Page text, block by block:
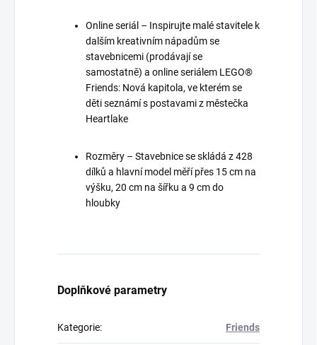
Online seriál – Inspirujte malé stavitele k
dalším kreativním nápadům se
stavebnicemi (prodávají se
samostatně) a online seriálem LEGO®
Friends: Nová kapitola, ve kterém se
děti seznámí s postavami z městečka
Heartlake
Rozměry – Stavebnice se skládá z 428
dílků a hlavní model měří přes 15 cm na
výšku, 20 cm na šířku a 9 cm do
hloubky
Doplňkové parametry
Kategorie: Friends